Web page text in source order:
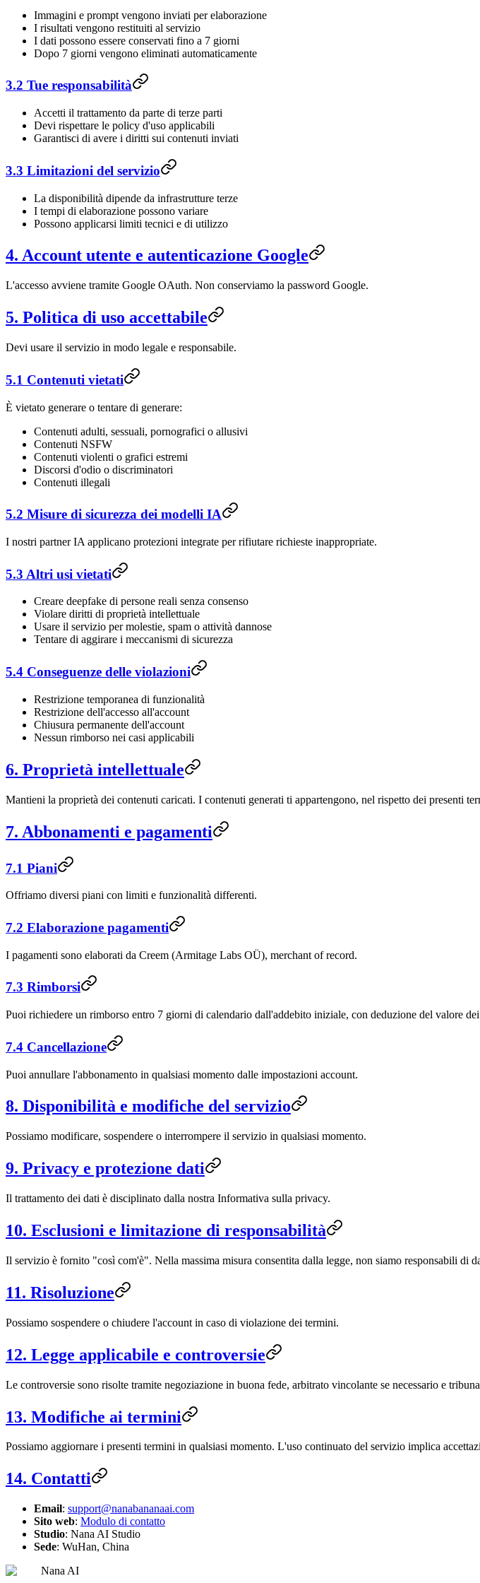
Immagini e prompt vengono inviati per elaborazione
I risultati vengono restituiti al servizio
I dati possono essere conservati fino a 7 giorni
Dopo 7 giorni vengono eliminati automaticamente
3.2 Tue responsabilità
Accetti il trattamento da parte di terze parti
Devi rispettare le policy d'uso applicabili
Garantisci di avere i diritti sui contenuti inviati
3.3 Limitazioni del servizio
La disponibilità dipende da infrastrutture terze
I tempi di elaborazione possono variare
Possono applicarsi limiti tecnici e di utilizzo
4. Account utente e autenticazione Google
L'accesso avviene tramite Google OAuth. Non conserviamo la password Google.
5. Politica di uso accettabile
Devi usare il servizio in modo legale e responsabile.
5.1 Contenuti vietati
È vietato generare o tentare di generare:
Contenuti adulti, sessuali, pornografici o allusivi
Contenuti NSFW
Contenuti violenti o grafici estremi
Discorsi d'odio o discriminatori
Contenuti illegali
5.2 Misure di sicurezza dei modelli IA
I nostri partner IA applicano protezioni integrate per rifiutare richieste inappropriate.
5.3 Altri usi vietati
Creare deepfake di persone reali senza consenso
Violare diritti di proprietà intellettuale
Usare il servizio per molestie, spam o attività dannose
Tentare di aggirare i meccanismi di sicurezza
5.4 Conseguenze delle violazioni
Restrizione temporanea di funzionalità
Restrizione dell'accesso all'account
Chiusura permanente dell'account
Nessun rimborso nei casi applicabili
6. Proprietà intellettuale
Mantieni la proprietà dei contenuti caricati. I contenuti generati ti appartengono, nel rispetto dei presenti
7. Abbonamenti e pagamenti
7.1 Piani
Offriamo diversi piani con limiti e funzionalità differenti.
7.2 Elaborazione pagamenti
I pagamenti sono elaborati da Creem (Armitage Labs OÜ), merchant of record.
7.3 Rimborsi
Puoi richiedere un rimborso entro 7 giorni di calendario dall'addebito iniziale, con deduzione del valore
7.4 Cancellazione
Puoi annullare l'abbonamento in qualsiasi momento dalle impostazioni account.
8. Disponibilità e modifiche del servizio
Possiamo modificare, sospendere o interrompere il servizio in qualsiasi momento.
9. Privacy e protezione dati
Il trattamento dei dati è disciplinato dalla nostra Informativa sulla privacy.
10. Esclusioni e limitazione di responsabilità
Il servizio è fornito "così com'è". Nella massima misura consentita dalla legge, non siamo responsabili di
11. Risoluzione
Possiamo sospendere o chiudere l'account in caso di violazione dei termini.
12. Legge applicabile e controversie
Le controversie sono risolte tramite negoziazione in buona fede, arbitrato vincolante se necessario e
13. Modifiche ai termini
Possiamo aggiornare i presenti termini in qualsiasi momento. L'uso continuato del servizio implica
14. Contatti
Email: support@nanabananaai.com
Sito web: Modulo di contatto
Studio: Nana AI Studio
Sede: WuHan, China
Nana AI